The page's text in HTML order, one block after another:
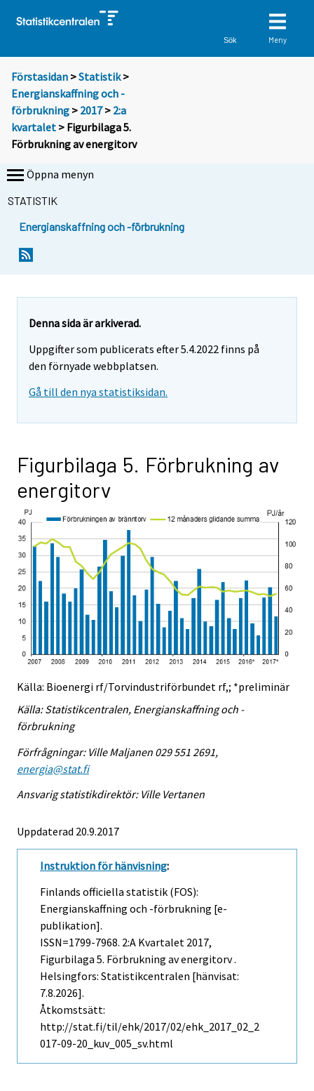
Sök Meny
Förstasidan >Statistik >
Energianskaffning och -
förbrukning > 2017> 2:a
kvartalet > Figurbilaga 5.
Förbrukning av energitorv
Öppna menyn
STATISTIK
Energianskaffning och -förbrukning
Denna sida är arkiverad.
Uppgifter som publicerats efter 5.4.2022 finns på
den förnyade webbplatsen.
Gå till den nya statistiksidan.
Figurbilaga 5. Förbrukning av
energitorv
Källa: Bioenergi rf/Torvindustriförbundet rf,; *preliminär
Källa: Statistikcentralen, Energianskaffning och -
förbrukning
Förfrågningar: Ville Maljanen 029 551 2691,
energia@stat.fi
Ansvarig statistikdirektör: Ville Vertanen
Uppdaterad 20.9.2017
Instruktion för hänvisning:
Finlands officiella statistik (FOS):
Energianskaffning och -förbrukning [e-
publikation].
ISSN=1799-7968. 2:a Kvartalet 2017,
Figurbilaga 5. Förbrukning av energitorv .
Helsingfors: Statistikcentralen [hänvisat:
7.8.2026].
Åtkomstsätt:
http://stat.fi/til/ehk/2017/02/ehk_2017_02_2
017-09-20_kuv_005_sv.html